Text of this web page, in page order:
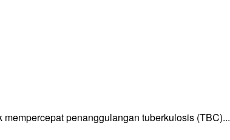
penanggulangan tuberkulosis (TBC)...